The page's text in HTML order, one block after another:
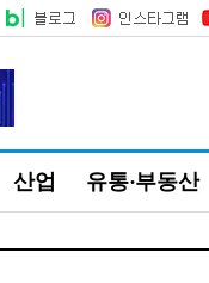
산업 유통·부동산